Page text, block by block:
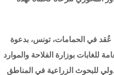
عُقد في الحمامات، تونس، بدعوة
للغابات بوزارة الفلاحة والموارد
للبحوث الزراعية في المناطق